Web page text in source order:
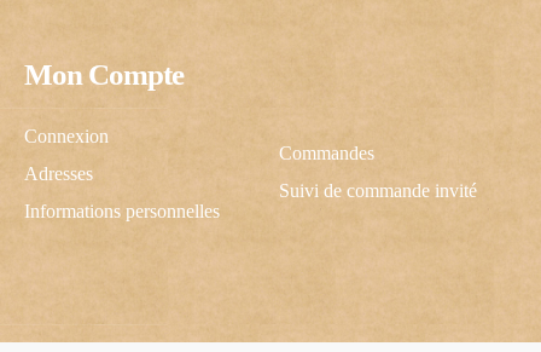
Mon Compte
Connexion
Adresses
Informations personnelles
Commandes
Suivi de commande invité